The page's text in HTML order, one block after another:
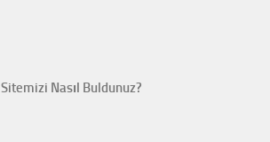
Sitemizi Nasıl Buldunuz?